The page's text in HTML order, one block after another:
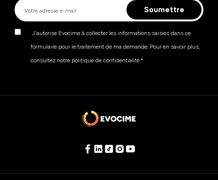
J'autorise Evocime à collecter les informations saisies dans ce
formulaire pour le traitement de ma demande. Pour en savoir plus,
consultez notre politique de confidentialité.*